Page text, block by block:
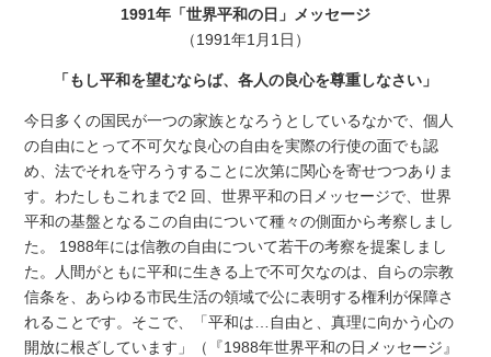
1991年「世界平和の日」メッセージ
（1991年1月1日）
「もし平和を望むならば、各人の良心を尊重しなさい」
今日多くの国民が一つの家族となろうとしているなかで、個人
の自由にとって不可欠な良心の自由を実際の行使の面でも認
め、法でそれを守ろうすることに次第に関心を寄せつつありま
す。わたしもこれまで2 回、世界平和の日メッセージで、世界
平和の基盤となるこの自由について種々の側面から考察しまし
た。 1988年には信教の自由について若干の考察を提案しまし
た。人間がともに平和に生きる上で不可欠なのは、自らの宗教
信条を、あらゆる市民生活の領域で公に表明する権利が保障さ
れることです。そこで、「平和は…自由と、真理に向かう心の
開放に根ざしています」（『1988年世界平和の日メッセージ』